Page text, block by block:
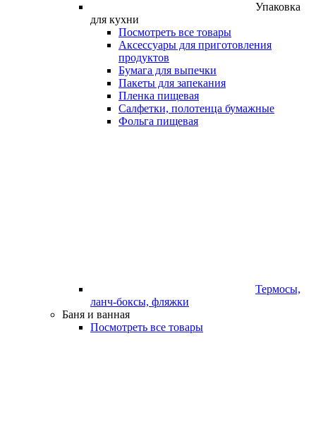
Упаковка
для кухни
Посмотреть все товары
Аксессуары для приготовления
продуктов
Бумага для выпечки
Пакеты для запекания
Пленка пищевая
Салфетки, полотенца бумажные
Фольга пищевая
Термосы,
ланч-боксы, фляжки
Баня и ванная
Посмотреть все товары